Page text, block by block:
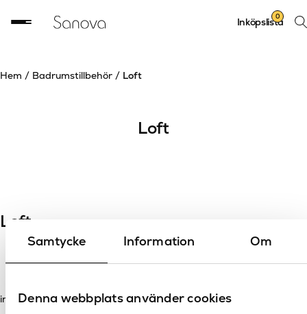
Samtycke Information Om
Denna webbplats använder cookies
Sök
Inköpslista
0
Hem / Badrumstillbehör / Loft
Loft
Loft
inga resultat hittades